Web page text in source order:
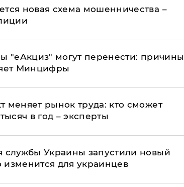
новая схема мошенничества –
"еАкциз" могут перенести: причины
Минцифры
меняет рынок труда: кто сможет
в год – эксперты
службы Украины запустили новый
для украинцев